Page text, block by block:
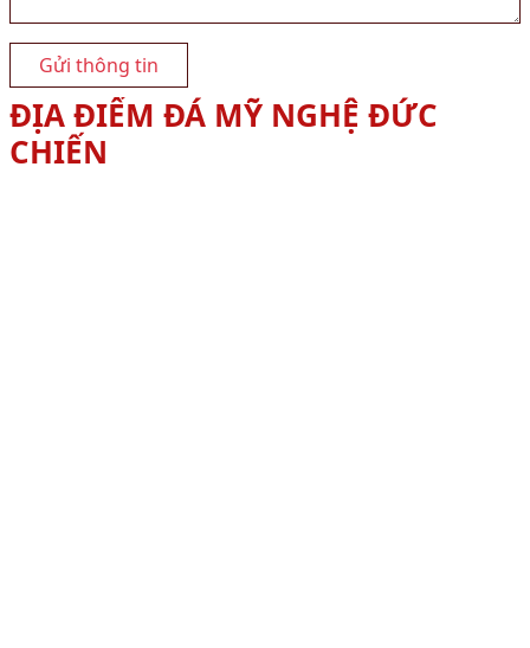
Gửi thông tin
ĐỊA ĐIỂM ĐÁ MỸ NGHỆ ĐỨC
CHIẾN